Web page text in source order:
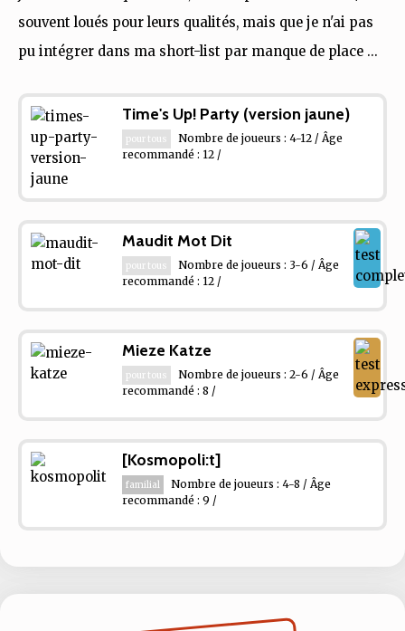
souvent loués pour leurs qualités, mais que je n'ai pas
pu intégrer dans ma short-list par manque de place ...
Time's Up! Party (version jaune)
pour tous
Nombre de joueurs : 4-12 / Âge
recommandé : 12 /
Maudit Mot Dit
pour tous
Nombre de joueurs : 3-6 / Âge
recommandé : 12 /
Mieze Katze
pour tous
Nombre de joueurs : 2-6 / Âge
recommandé : 8 /
[Kosmopoli:t]
familial
Nombre de joueurs : 4-8 / Âge
recommandé : 9 /